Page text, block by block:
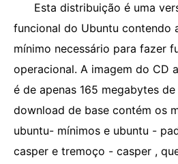
Esta distribuição é uma
funcional do Ubuntu contendo
mínimo necessário para fazer
operacional. A imagem do CD
é de apenas 165 megabytes
download de base contém os
ubuntu- mínimos e ubuntu -
casper e tremoço - casper ,